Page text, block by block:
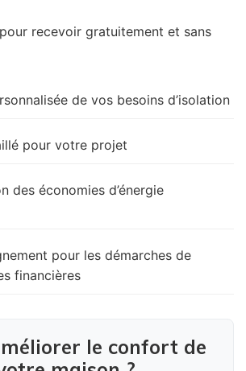
recevoir gratuitement et sans
de vos besoins d’isolation
pour votre projet
des économies d’énergie
pour les démarches de
financières
le confort de